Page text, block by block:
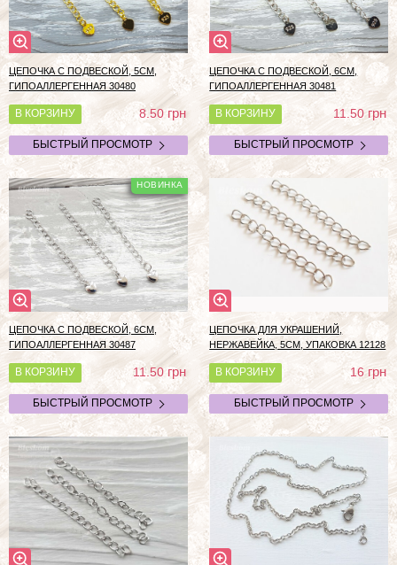
ЦЕПОЧКА С ПОДВЕСКОЙ, 5СМ,
ГИПОАЛЛЕРГЕННАЯ 30480
В КОРЗИНУ 8.50грн
БЫСТРЫЙ ПРОСМОТР
ЦЕПОЧКА С ПОДВЕСКОЙ, 6СМ,
ГИПОАЛЛЕРГЕННАЯ 30481
В КОРЗИНУ 11.50грн
БЫСТРЫЙ ПРОСМОТР
ЦЕПОЧКА С ПОДВЕСКОЙ, 6СМ,
ГИПОАЛЛЕРГЕННАЯ 30487
В КОРЗИНУ 11.50грн
БЫСТРЫЙ ПРОСМОТР
ЦЕПОЧКА ДЛЯ УКРАШЕНИЙ,
НЕРЖАВЕЙКА, 5СМ, УПАКОВКА 12128
В КОРЗИНУ 16грн
БЫСТРЫЙ ПРОСМОТР